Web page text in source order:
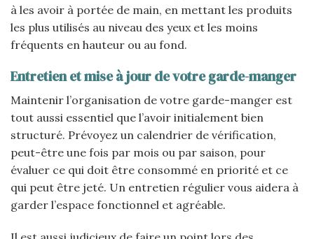
à les avoir à portée de main, en mettant les produits
les plus utilisés au niveau des yeux et les moins
fréquents en hauteur ou au fond.
Entretien et mise à jour de votre garde-manger
Maintenir l’organisation de votre garde-manger est
tout aussi essentiel que l’avoir initialement bien
structuré. Prévoyez un calendrier de vérification,
peut-être une fois par mois ou par saison, pour
évaluer ce qui doit être consommé en priorité et ce
qui peut être jeté. Un entretien régulier vous aidera à
garder l’espace fonctionnel et agréable.